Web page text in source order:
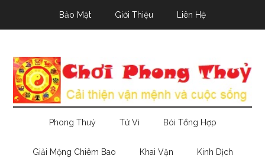
Bảo Mật Giới Thiệu Liên Hệ
Phong Thuỷ Tử Vi Bói Tổng Hợp
Giải Mộng Chiêm Bao Khai Vận Kinh Dịch